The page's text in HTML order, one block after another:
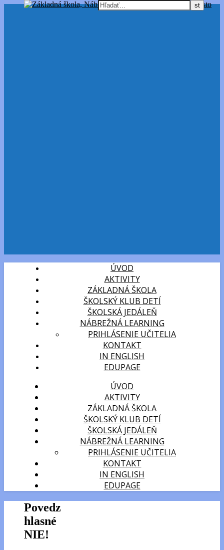
ÚVOD
AKTIVITY
ZÁKLADNÁ ŠKOLA
ŠKOLSKÝ KLUB DETÍ
ŠKOLSKÁ JEDÁLEŇ
NÁBREŽNÁ LEARNING
PRIHLÁSENIE UČITELIA
KONTAKT
IN ENGLISH
EDUPAGE
ÚVOD
AKTIVITY
ZÁKLADNÁ ŠKOLA
ŠKOLSKÝ KLUB DETÍ
ŠKOLSKÁ JEDÁLEŇ
NÁBREŽNÁ LEARNING
PRIHLÁSENIE UČITELIA
KONTAKT
IN ENGLISH
EDUPAGE
Povedz
hlasné
NIE!